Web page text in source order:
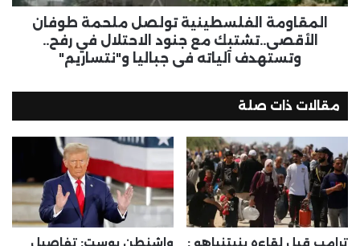
المقاومة الفلسطينية تولصل ملحمة طوفان
الأقصى..تشتبك مع جنود الاحتلال في رفح..
وتستهدف آلياته في جباليا و"نتساريم"
مقالات ذات صلة
ترامب قبل لقاءه بنيتنياهو :
واشنطن بوست: تفاصيل